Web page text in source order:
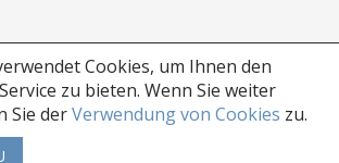
Cookies, um Ihnen den
zu bieten. Wenn Sie weiter
Sie derVerwendung von Cookies zu.